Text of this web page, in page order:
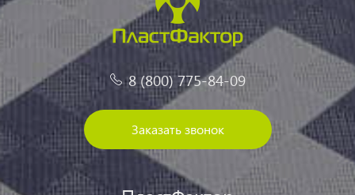
8 (800) 775-84-09
Заказать звонок